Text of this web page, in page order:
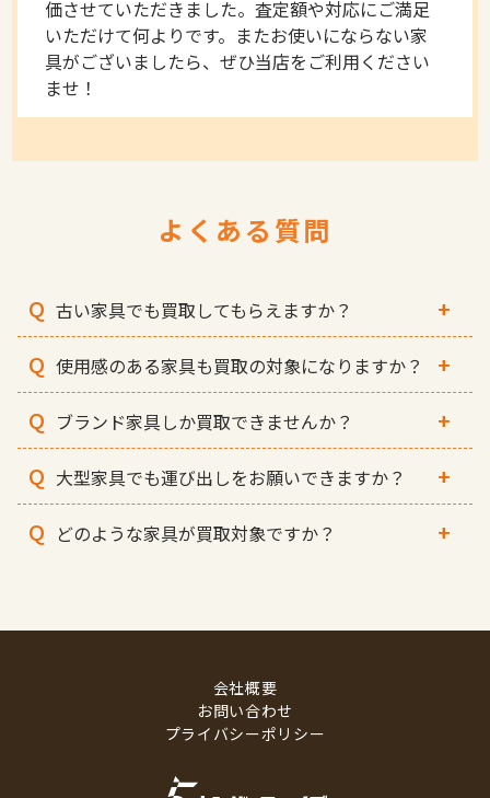
価させていただきました。査定額や対応にご満足
いただけて何よりです。またお使いにならない家
具がございましたら、ぜひ当店をご利用ください
ませ！
よくある質問
Q 古い家具でも買取してもらえますか？
+
Q 使用感のある家具も買取の対象になりますか？
+
Q ブランド家具しか買取できませんか？
+
Q 大型家具でも運び出しをお願いできますか？
+
Q どのような家具が買取対象ですか？ +
会社概要
お問い合わせ
プライバシーポリシー